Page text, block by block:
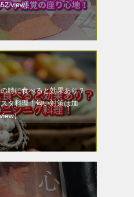
view）
時に食べると効果あり？
タ料理！匂い対策は加
）